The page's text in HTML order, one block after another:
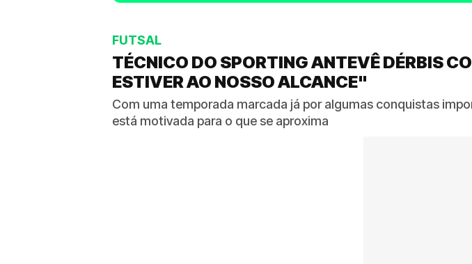
FUTSAL
TÉCNICO DO SPORTING ANTEVÊ DÉRBIS
ESTIVER AO NOSSO ALCANCE"
Com uma temporada marcada já por algumas conquistas
está motivada para o que se aproxima